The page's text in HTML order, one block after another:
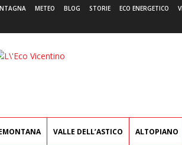
METEO BLOG STORIE ECO ENERGETICO
L'Eco
VALLE DELL’ASTICO ALTOPIANO